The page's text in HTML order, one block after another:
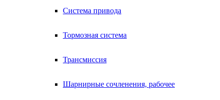
Система привода
Тормозная система
Трансмиссия
Шарнирные сочленения, рабочее